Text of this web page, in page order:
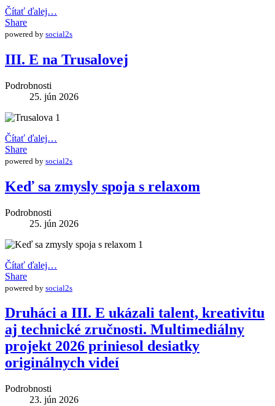
Čítať ďalej…
Share
powered by social2s
III. E na Trusalovej
Podrobnosti
25. jún 2026
Čítať ďalej…
Share
powered by social2s
Keď sa zmysly spoja s relaxom
Podrobnosti
25. jún 2026
Čítať ďalej…
Share
powered by social2s
Druháci a III. E ukázali talent, kreativitu
aj technické zručnosti. Multimediálny
projekt 2026 priniesol desiatky
originálnych videí
Podrobnosti
23. jún 2026